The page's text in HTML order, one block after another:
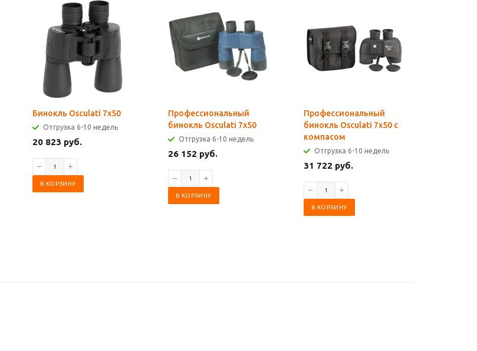
Бинокль Osculati 7x50
Отгрузка 6-10 недель
20 823 руб.
В КОРЗИНУ
Профессиональный
бинокль Osculati 7x50
Отгрузка 6-10 недель
26 152 руб.
В КОРЗИНУ
Профессиональный
бинокль Osculati 7x50 с
компасом
Отгрузка 6-10 недель
31 722 руб.
В КОРЗИНУ